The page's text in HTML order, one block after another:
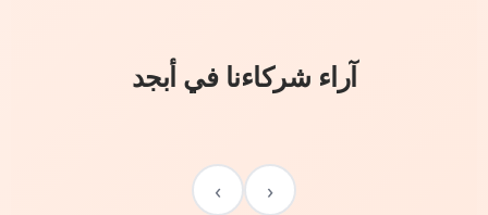
آراء شركاءنا في أبجد
‹
›